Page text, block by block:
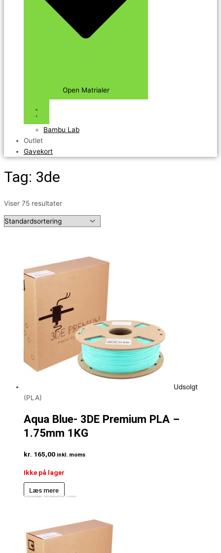
Open Matrialer
Bambu Lab
Outlet
Gavekort
Tag: 3de
Viser 75 resultater
Udsolgt
(PLA)
Aqua Blue- 3DE Premium PLA –
1.75mm 1KG
kr. 165,00 inkl. moms
Ikke på lager
Læs mere